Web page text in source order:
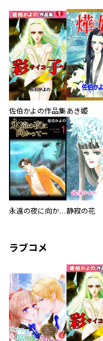
佐伯かよの作品集 あき姫
永遠の夜に向かって…静寂の花
ラブコメ